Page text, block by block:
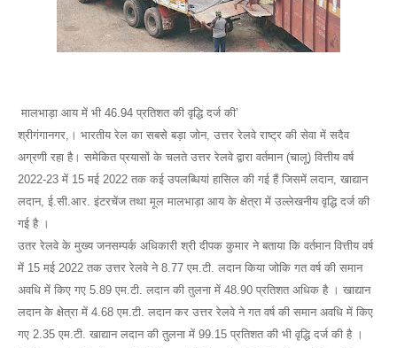
मालभाड़ा आय में भी 46.94 प्रतिशत की वृद्धि दर्ज की’
श्रीगंगानगर,। भारतीय रेल का सबसे बड़ा जोन, उत्तर रेलवे राष्ट्र की सेवा में सदैव
अग्रणी रहा है। समेकित प्रयासों के चलते उत्तर रेलवे द्वारा वर्तमान (चालू) वित्तीय वर्ष
2022-23 में 15 मई 2022 तक कई उपलब्धियां हासिल की गई हैं जिसमें लदान, खाद्यान
लदान, ई.सी.आर. इंटरचेंज तथा मूल मालभाड़ा आय के क्षेत्रा में उल्लेखनीय वृद्धि दर्ज की
गई है ।
उतर रेलवे के मुख्य जनसम्पर्क अधिकारी श्री दीपक कुमार ने बताया कि वर्तमान वित्तीय वर्ष
में 15 मई 2022 तक उत्तर रेलवे ने 8.77 एम.टी. लदान किया जोकि गत वर्ष की समान
अवधि में किए गए 5.89 एम.टी. लदान की तुलना में 48.90 प्रतिशत अधिक है । खाद्यान
लदान के क्षेत्रा में 4.68 एम.टी. लदान कर उत्तर रेलवे ने गत वर्ष की समान अवधि में किए
गए 2.35 एम.टी. खाद्यान लदान की तुलना में 99.15 प्रतिशत की भी वृद्धि दर्ज की है ।